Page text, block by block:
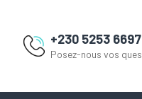
+230 5253 6697
Posez-nous vos